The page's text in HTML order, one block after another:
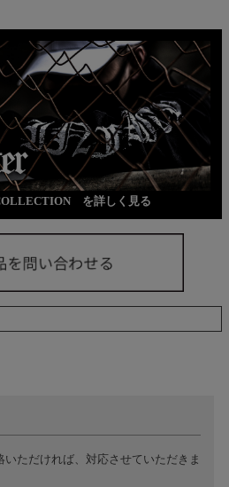
を詳しく見る
ただければ、対応させていただきま